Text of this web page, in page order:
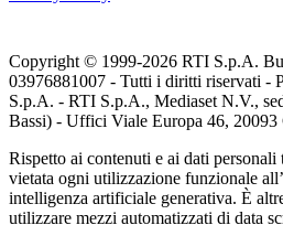
Copyright © 1999-2026 RTI S.p.A.
03976881007 - Tutti i diritti riservati -
S.p.A. - RTI S.p.A., Mediaset N.V.,
Bassi) - Uffici Viale Europa 46,
Rispetto ai contenuti e ai dati personali
vietata ogni utilizzazione funzionale
intelligenza artificiale generativa. È
utilizzare mezzi automatizzati di data